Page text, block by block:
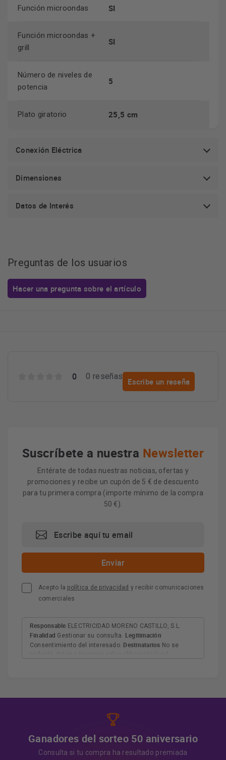
Función microondas SI
Función microondas +
grill
SI
Número de niveles de
potencia
5
Plato giratorio 25,5 cm
Conexión Eléctrica
Dimensiones
Datos de Interés
Preguntas de los usuarios
Hacer una pregunta sobre el artículo
0 0 reseñas
Escribe un reseña
Suscríbete a nuestra Newsletter
Entérate de todas nuestras noticias, ofertas y
promociones y recibe un cupón de 5 € de descuento
para tu primera compra (importe mínimo de la compra
50 €).
Acepto la política de privacidad y recibir comunicaciones
comerciales
Responsable ELECTRICIDAD MORENO CASTILLO, S.L.
Finalidad Gestionar su consulta. Legitimación
Consentimiento del interesado. Destinatarios No se
Ganadores del sorteo 50 aniversario
Consulta si tu compra ha resultado premiada